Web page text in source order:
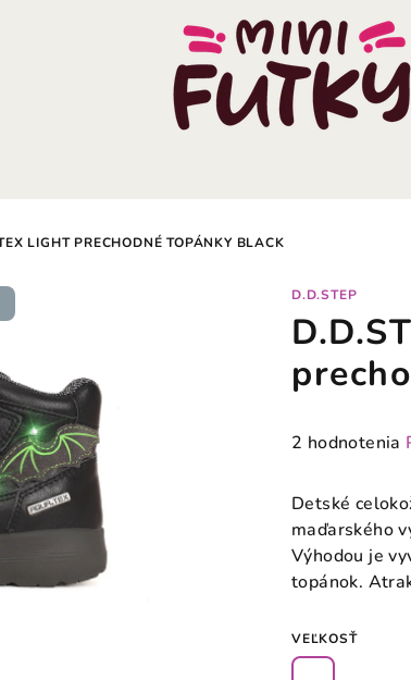
LIGHT PRECHODNÉ TOPÁNKY BLACK
D.D.STEP
Priemerné
produktu
5,0
z
hviezdičiek.
2 hodnotenia
Detské
maďarského
Výhodou je
topánok.
VEĽKOSŤ